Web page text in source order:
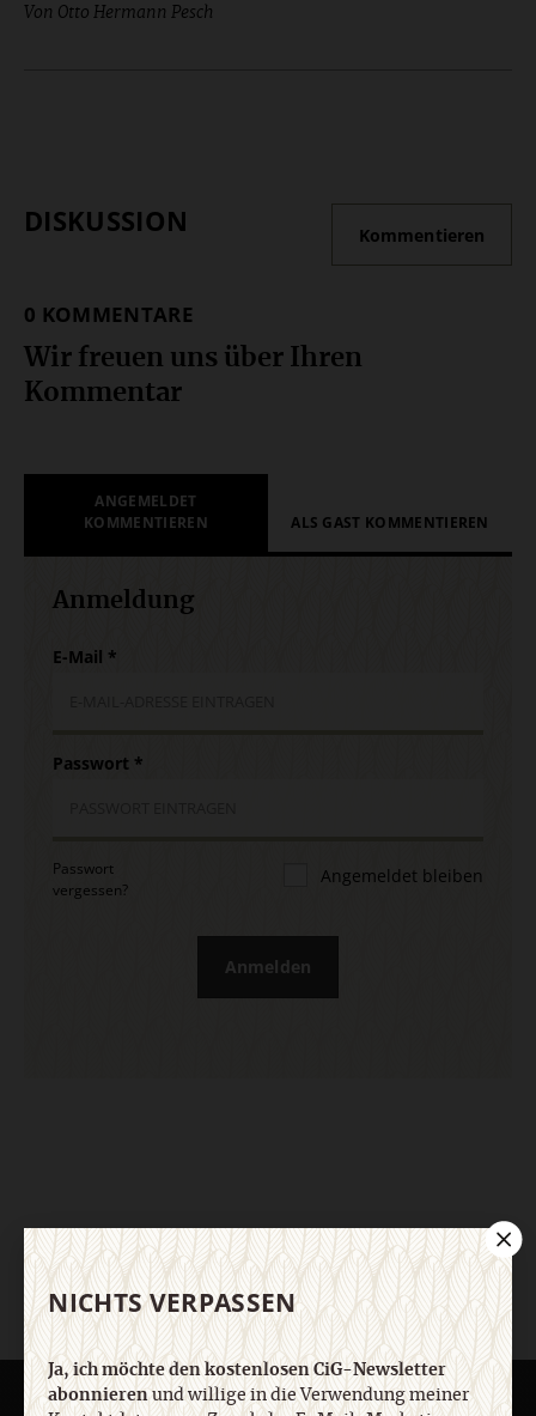
Von Otto Hermann Pesch
DISKUSSION Kommentieren
0 KOMMENTARE
Wir freuen uns über Ihren
Kommentar
ANGEMELDET
KOMMENTIEREN
ALS GAST KOMMENTIEREN
Anmeldung
E-Mail *
Passwort *
Passwort
vergessen?
Angemeldet bleiben
Anmelden
NICHTS VERPASSEN
Ja, ich möchte den kostenlosen CiG-Newsletter
abonnierenund willige in die Verwendung meiner